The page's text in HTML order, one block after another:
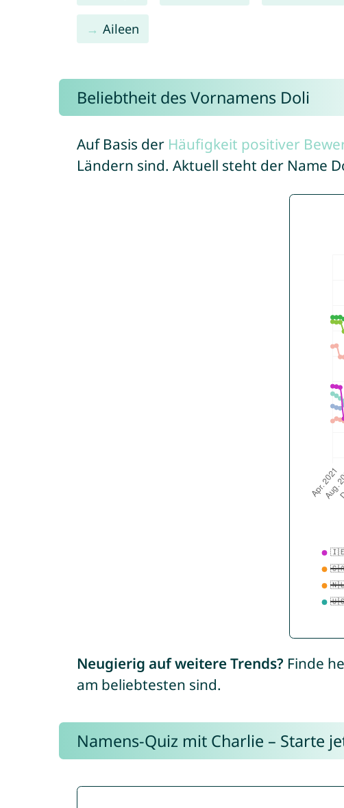
Aileen
Beliebtheit des Vornamens Doli
Auf Basis der Häufigkeit positiver
Ländern sind. Aktuell steht der Name
Neugierig auf weitere Trends? Finde
am beliebtesten sind.
Namens-Quiz mit Charlie – Starte